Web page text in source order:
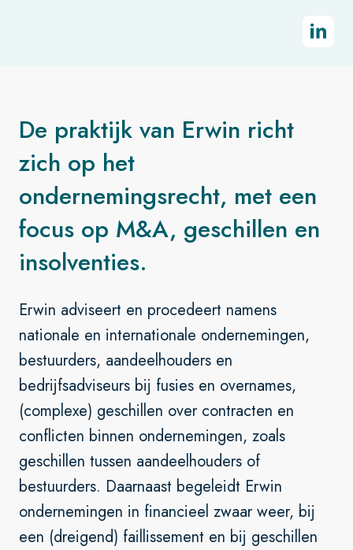
De praktijk van Erwin richt
zich op het
ondernemingsrecht, met een
focus op M&A, geschillen en
insolventies.
Erwin adviseert en procedeert namens
nationale en internationale ondernemingen,
bestuurders, aandeelhouders en
bedrijfsadviseurs bij fusies en overnames,
(complexe) geschillen over contracten en
conflicten binnen ondernemingen, zoals
geschillen tussen aandeelhouders of
bestuurders. Daarnaast begeleidt Erwin
ondernemingen in financieel zwaar weer, bij
een (dreigend) faillissement en bij geschillen